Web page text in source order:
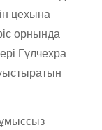
цехына
орнында
Гүлчехра